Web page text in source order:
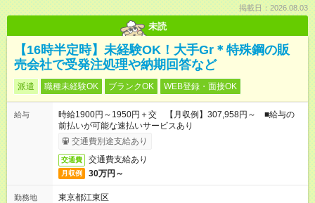
掲載日：2026.08.03
未読
【16時半定時】未経験OK！大手Gr＊特殊鋼の販
売会社で受発注処理や納期回答など
派遣 職種未経験OK ブランクOK WEB登録・面接OK
給与
時給1900円～1950円＋交 【月収例】307,958円～ ■給与の
前払いが可能な速払いサービスあり
交通費別途支給あり
交通費 交通費支給あり
月収例 30万円～
勤務地
東京都江東区